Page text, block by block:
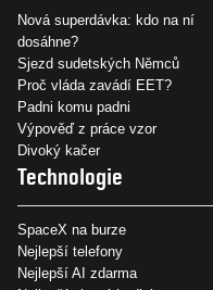
Nová superdávka: kdo na ní
dosáhne?
Sjezd sudetských Němců
Proč vláda zavádí EET?
Padni komu padni
Výpověď z práce vzor
Divoký kačer
Technologie
SpaceX na burze
Nejlepší telefony
Nejlepší AI zdarma